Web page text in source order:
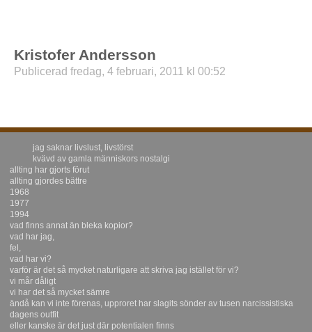
Kristofer Andersson
Publicerad fredag, 4 februari, 2011 kl 00:52
jag saknar livslust, livstörst
kvävd av gamla människors nostalgi
allting har gjorts förut
allting gjordes bättre
1968
1977
1994
vad finns annat än bleka kopior?
vad har jag,
fel,
vad har vi?
varför är det så mycket naturligare att skriva jag istället för vi?
vi mår dåligt
vi har det så mycket sämre
ändå kan vi inte förenas, upproret har slagits sönder av tusen narcissistiska
dagens outfit
eller kanske är det just där potentialen finns